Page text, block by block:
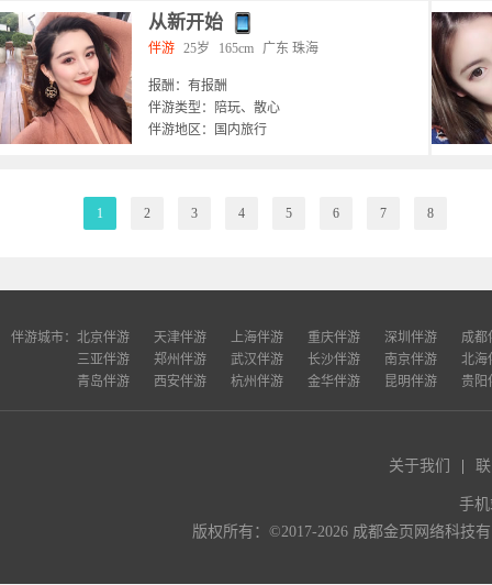
从新开始
伴游 25岁 165cm 广东 珠海
报酬：有报酬
伴游类型：陪玩、散心
伴游地区：国内旅行
1 2 3 4 5 6 7 8
伴游城市： 北京伴游 天津伴游 上海伴游 重庆伴游 深圳伴游
成都
三亚伴游
郑州伴游 武汉伴游 长沙伴游 南京伴游
北海
青岛伴游
西安伴游 杭州伴游 金华伴游 昆明伴游 贵阳
关于我们
手
版权所有：©2017-2026 成都金页网络科技